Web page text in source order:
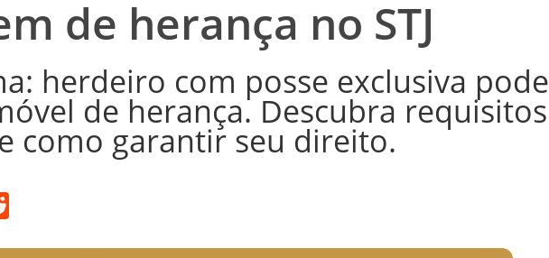
de herança no STJ
herdeiro com posse exclusiva pode
de herança. Descubra requisitos
e como garantir seu direito.